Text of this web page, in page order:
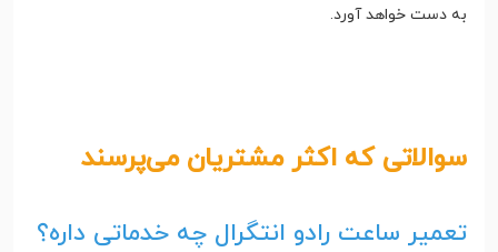
به دست خواهد آورد.
سوالاتی که اکثر مشتریان می‌پرسند
تعمیر ساعت رادو انتگرال چه خدماتی داره؟